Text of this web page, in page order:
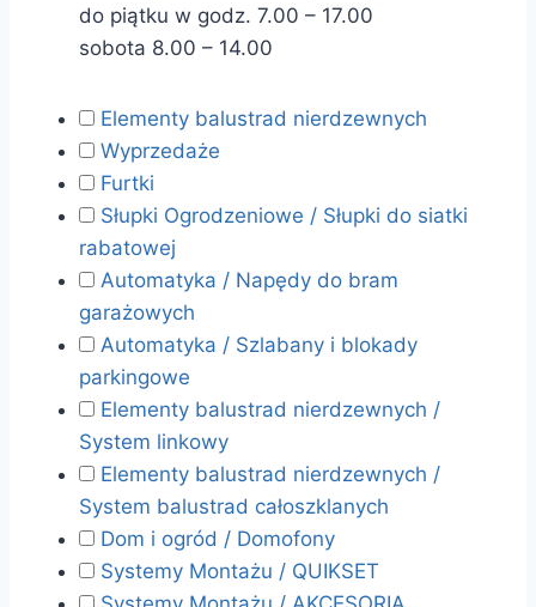
do piątku w godz. 7.00 – 17.00
sobota 8.00 – 14.00
Elementy balustrad nierdzewnych
Wyprzedaże
Furtki
Słupki Ogrodzeniowe / Słupki do siatki
rabatowej
Automatyka / Napędy do bram
garażowych
Automatyka / Szlabany i blokady
parkingowe
Elementy balustrad nierdzewnych /
System linkowy
Elementy balustrad nierdzewnych /
System balustrad całoszklanych
Dom i ogród / Domofony
Systemy Montażu / QUIKSET